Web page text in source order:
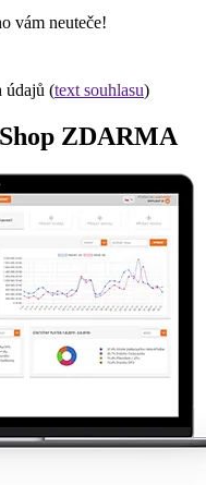
vám neuteče!
údajů (text souhlasu)
ZDARMA